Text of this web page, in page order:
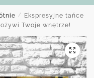
/
Ekspresyjne tańce
Twoje wnętrze!